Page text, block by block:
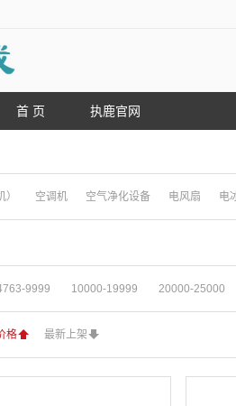
首 页 执鹿官网
空调机 空气净化设备 电风扇 电
9999 10000-19999 20000-25000
格 最新上架